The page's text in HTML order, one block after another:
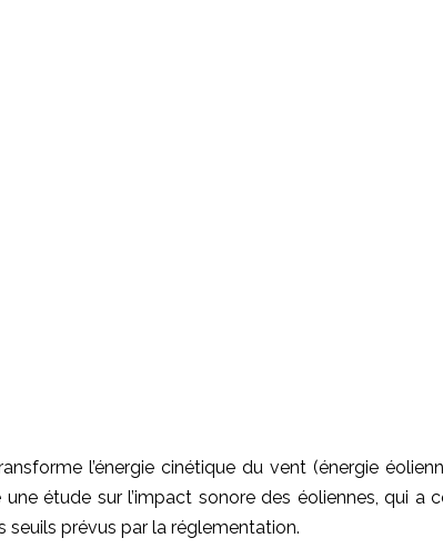
l’énergie cinétique du vent (énergie
une étude sur l’impact sonore des éoliennes, qui a
seuils prévus par la réglementation.